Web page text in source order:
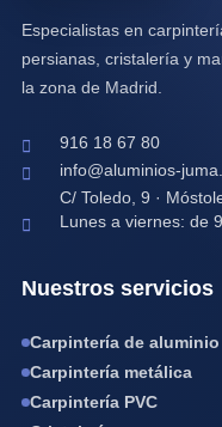
Especialistas en
persianas, cristalería y
la zona de Madrid.
916 18 67 80
info@aluminios-
C/ Toledo, 9 ·
Lunes a viernes: de
Nuestros servicios
Carpintería de aluminio
Carpintería metálica
Carpintería PVC